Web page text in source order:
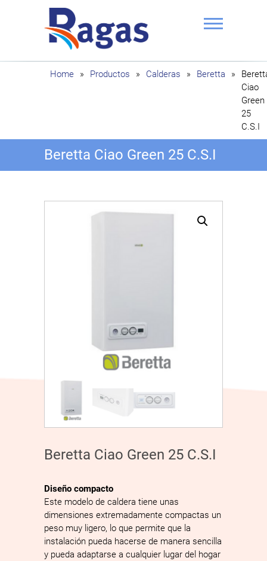
Ragas
Home » Productos » Calderas » Beretta »
Ciao
Green
25
C.S.I
Beretta Ciao Green 25 C.S.I
Beretta Ciao Green 25 C.S.I
Diseño compacto
Este modelo de caldera tiene unas
dimensiones extremadamente compactas un
peso muy ligero, lo que permite que la
instalación pueda hacerse de manera sencilla
y pueda adaptarse a cualquier lugar del hogar